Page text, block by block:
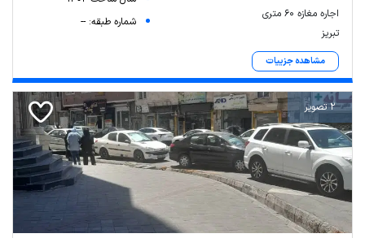
اجاره مغازه ۶۰ متری
تبریز
مشاهده جزییات
شماره طبقه: --
2 تصویر